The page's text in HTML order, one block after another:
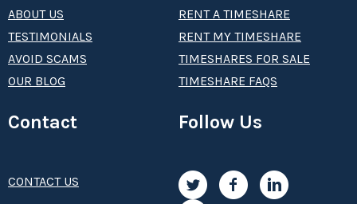
ABOUT US
TESTIMONIALS
AVOID SCAMS
OUR BLOG
RENT A TIMESHARE
RENT MY TIMESHARE
TIMESHARES FOR SALE
TIMESHARE FAQS
Contact
CONTACT US
Follow Us